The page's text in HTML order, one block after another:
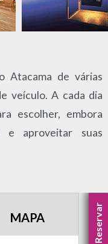
Atacama de várias
veículo. A cada dia
escolher, embora
aproveitar suas
MAPA Reservar